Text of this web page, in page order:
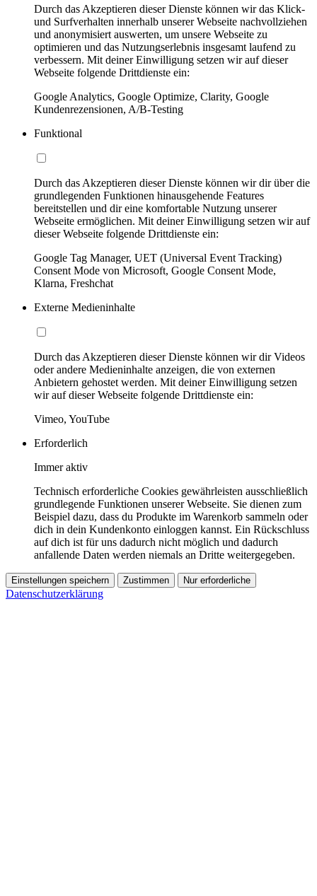
Durch das Akzeptieren dieser Dienste können wir das Klick-
und Surfverhalten innerhalb unserer Webseite nachvollziehen
und anonymisiert auswerten, um unsere Webseite zu
optimieren und das Nutzungserlebnis insgesamt laufend zu
verbessern. Mit deiner Einwilligung setzen wir auf dieser
Webseite folgende Drittdienste ein:
Google Analytics, Google Optimize, Clarity, Google
Kundenrezensionen, A/B-Testing
Funktional
Durch das Akzeptieren dieser Dienste können wir dir über die
grundlegenden Funktionen hinausgehende Features
bereitstellen und dir eine komfortable Nutzung unserer
Webseite ermöglichen. Mit deiner Einwilligung setzen wir auf
dieser Webseite folgende Drittdienste ein:
Google Tag Manager, UET (Universal Event Tracking)
Consent Mode von Microsoft, Google Consent Mode,
Klarna, Freshchat
Externe Medieninhalte
Durch das Akzeptieren dieser Dienste können wir dir Videos
oder andere Medieninhalte anzeigen, die von externen
Anbietern gehostet werden. Mit deiner Einwilligung setzen
wir auf dieser Webseite folgende Drittdienste ein:
Vimeo, YouTube
Erforderlich
Immer aktiv
Technisch erforderliche Cookies gewährleisten ausschließlich
grundlegende Funktionen unserer Webseite. Sie dienen zum
Beispiel dazu, dass du Produkte im Warenkorb sammeln oder
dich in dein Kundenkonto einloggen kannst. Ein Rückschluss
auf dich ist für uns dadurch nicht möglich und dadurch
anfallende Daten werden niemals an Dritte weitergegeben.
Einstellungen speichern Zustimmen Nur erforderliche
Datenschutzerklärung